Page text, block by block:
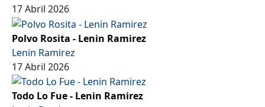
17 Abril 2026
Polvo Rosita - Lenin Ramirez
Lenin Ramirez
17 Abril 2026
Todo Lo Fue - Lenin Ramirez